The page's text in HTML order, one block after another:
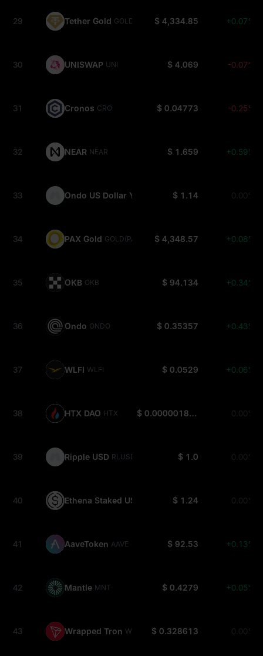
29 Tether Gold GOLD(XAUT)$ 4,334.85 +0.07%
30 UNISWAP UNI $ 4.069 -0.07%
31 Cronos CRO $ 0.04773 -0.25%
32 NEAR NEAR $ 1.659 +0.59%
33 Ondo US Dollar Yield $ 1.14 0.00%
34 PAX Gold GOLD(PAXG) $ 4,348.57 +0.08%
35 OKB OKB $ 94.134 +0.34%
36 Ondo ONDO $ 0.35357 +0.43%
37 WLFI WLFI $ 0.0529 +0.06%
38 HTX DAO HTX $ 0.000001815 0.00%
39 Ripple USD RLUSD $ 1.0 0.00%
40 Ethena Staked USDe $ 1.24 0.00%
41 AaveToken AAVE $ 92.53 +0.13%
42 Mantle MNT $ 0.4279 +0.05%
43 Wrapped Tron WTRX $ 0.328613 0.00%